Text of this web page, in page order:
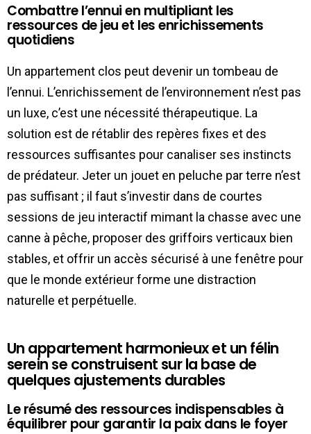
Combattre l’ennui en multipliant les
ressources de jeu et les enrichissements
quotidiens
Un appartement clos peut devenir un tombeau de
l’ennui. L’enrichissement de l’environnement n’est pas
un luxe, c’est une nécessité thérapeutique. La
solution est de rétablir des repères fixes et des
ressources suffisantes pour canaliser ses instincts
de prédateur. Jeter un jouet en peluche par terre n’est
pas suffisant ; il faut s’investir dans de courtes
sessions de jeu interactif mimant la chasse avec une
canne à pêche, proposer des griffoirs verticaux bien
stables, et offrir un accès sécurisé à une fenêtre pour
que le monde extérieur forme une distraction
naturelle et perpétuelle.
Un appartement harmonieux et un félin
serein se construisent sur la base de
quelques ajustements durables
Le résumé des ressources indispensables à
équilibrer pour garantir la paix dans le foyer